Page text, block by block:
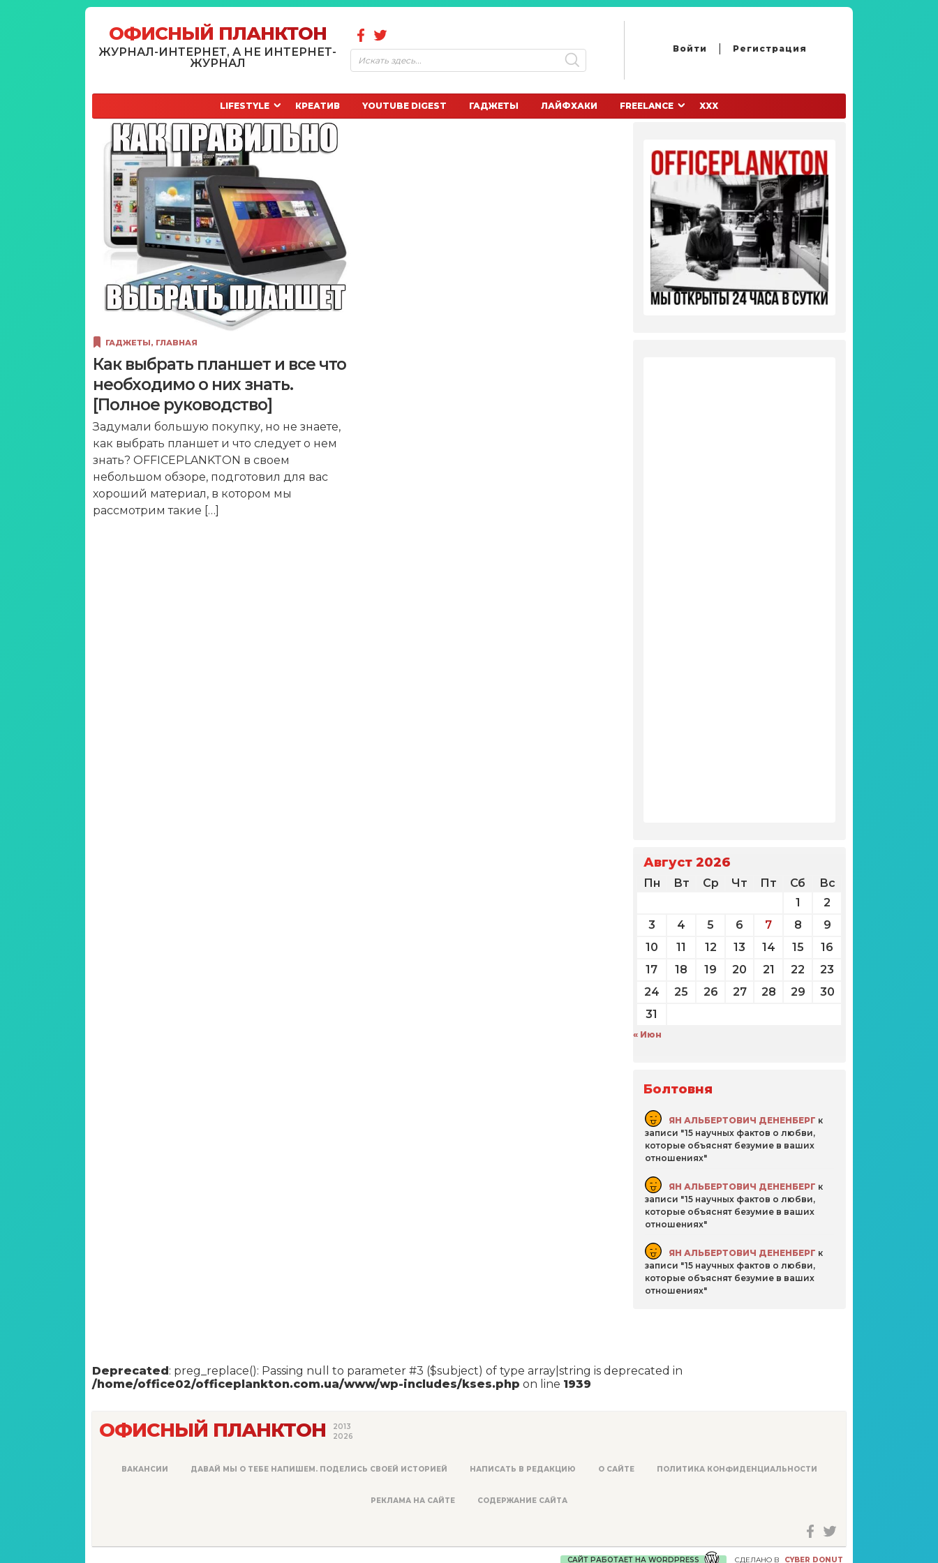
ОФИСНЫЙ ПЛАНКТОН
ЖУРНАЛ-ИНТЕРНЕТ, А НЕ ИНТЕРНЕТ-
ЖУРНАЛ
Войти Регистрация
LIFESTYLE КРЕАТИВ YOUTUBE DIGEST ГАДЖЕТЫ ЛАЙФХАКИ FREELANCE XXX
ГАДЖЕТЫ, ГЛАВНАЯ
Как выбрать планшет и все что
необходимо о них знать.
[Полное руководство]
Задумали большую покупку, но не знаете,
как выбрать планшет и что следует о нем
знать? OFFICEPLANKTON в своем
небольшом обзоре, подготовил для вас
хороший материал, в котором мы
рассмотрим такие […]
Август 2026
Пн Вт Ср Чт Пт Сб
Вс
1
2
3
4 5 6 7 8
9
10
11 12 13 14 15
16
17
18 19 20 21 22
23
24
25 26 27 28 29
30
31
« Июн
Болтовня
ЯН АЛЬБЕРТОВИЧ ДЕНЕНБЕРГ к
записи
15 научных фактов о любви,
которые объяснят безумие в ваших
отношениях
ЯН АЛЬБЕРТОВИЧ ДЕНЕНБЕРГ к
записи
15 научных фактов о любви,
которые объяснят безумие в ваших
отношениях
ЯН АЛЬБЕРТОВИЧ ДЕНЕНБЕРГ к
записи
15 научных фактов о любви,
которые объяснят безумие в ваших
отношениях
Deprecated : preg_replace(): Passing null to parameter #3 ($subject) of type array|string is deprecated in
/home/office02/officeplankton.com.ua/www/wp-includes/kses.php on line 1939
ОФИСНЫЙ ПЛАНКТОН
2013
2026
ВАКАНСИИ ДАВАЙ МЫ О ТЕБЕ НАПИШЕМ. ПОДЕЛИСЬ СВОЕЙ ИСТОРИЕЙ НАПИСАТЬ В РЕДАКЦИЮ О САЙТЕ ПОЛИТИКА КОНФИДЕНЦИАЛЬНОСТИ
РЕКЛАМА НА САЙТЕ СОДЕРЖАНИЕ САЙТА
САЙТ РАБОТАЕТ НА WORDPRESS СДЕЛАНО В CYBER DONUT